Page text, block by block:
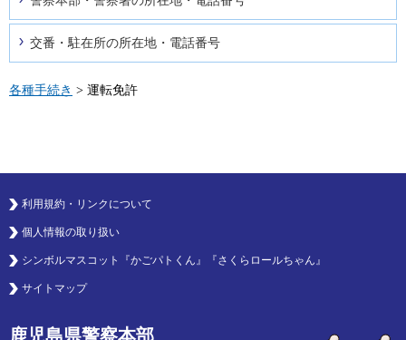
交番・駐在所の所在地・電話番号
各種手続き > 運転免許
利用規約・リンクについて
個人情報の取り扱い
シンボルマスコット『かごパトくん』『さくらロールちゃん』
サイトマップ
鹿児島県警察本部